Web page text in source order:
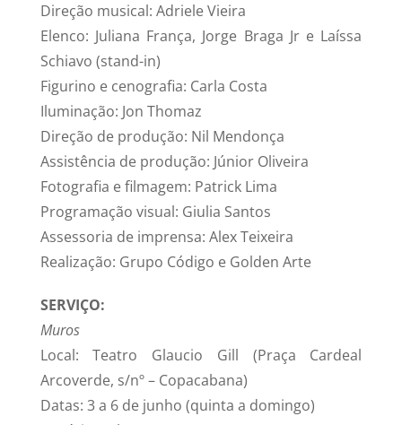
Direção musical: Adriele Vieira
Elenco: Juliana França, Jorge Braga Jr e Laíssa
Schiavo (stand-in)
Figurino e cenografia: Carla Costa
Iluminação: Jon Thomaz
Direção de produção: Nil Mendonça
Assistência de produção: Júnior Oliveira
Fotografia e filmagem: Patrick Lima
Programação visual: Giulia Santos
Assessoria de imprensa: Alex Teixeira
Realização: Grupo Código e Golden Arte
SERVIÇO:
Muros
Local: Teatro Glaucio Gill (Praça Cardeal
Arcoverde, s/nº – Copacabana)
Datas: 3 a 6 de junho (quinta a domingo)